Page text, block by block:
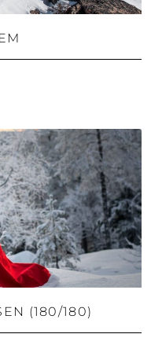
(180/180)